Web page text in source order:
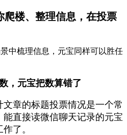
爬楼、整理信息，在投票
中梳理信息，元宝同样可以胜任
，元宝把数算错了
章的标题投票情况是一个常
能直接读微信聊天记录的元宝
了。